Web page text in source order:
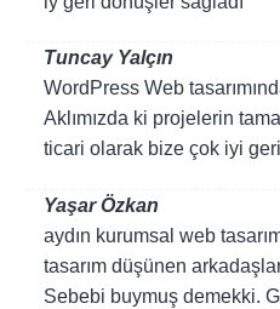
Tuncay Yalçın
WordPress Web
Aklımızda ki projelerin
ticari olarak bize çok iyi
Yaşar Özkan
aydın kurumsal web
tasarım düşünen
Sebebi buymuş demekki.